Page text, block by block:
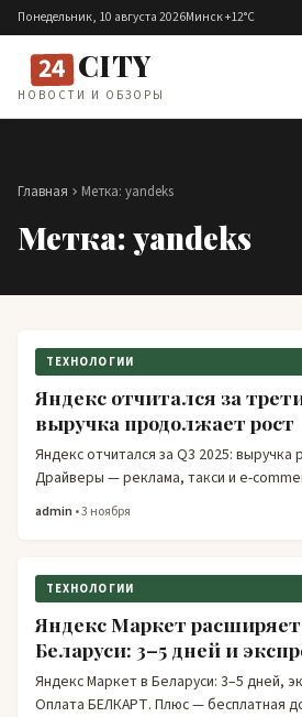
Перейти к содержимому
Понедельник, 10 августа 2026Минск +12°C
24 CITY
НОВОСТИ И ОБЗОРЫ
Главная Метка: yandeks
Метка:yandeks
ТЕХНОЛОГИИ
Яндекс отчитался за
выручка продолжает рост
Яндекс отчитался за Q3 2025: выручка
Драйверы — реклама, такси и e-
admin • 3 ноября
ТЕХНОЛОГИИ
Яндекс Маркет расширяет
Беларуси: 3–5 дней и
Яндекс Маркет в Беларуси: 3–5 дней,
Оплата БЕЛКАРТ. Плюс — бесплатная